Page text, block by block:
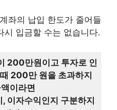
좌의 납입 한도가 줄어들
시 입금할 수는 없습니다.
200만원이고 투자로 인
200만 원을 초과하지
이라면
이자수익인지 구분하지